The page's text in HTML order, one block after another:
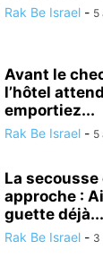
Rak Be Israel - 5
Avant le
l’hôtel
emportiez...
Rak Be Israel - 5
La secousse
approche :
guette déjà...
Rak Be Israel - 3